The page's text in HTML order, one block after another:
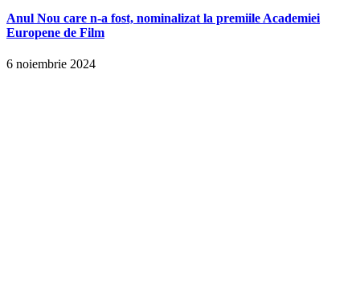
Anul Nou care n-a fost, nominalizat la premiile Academiei
Europene de Film
6 noiembrie 2024